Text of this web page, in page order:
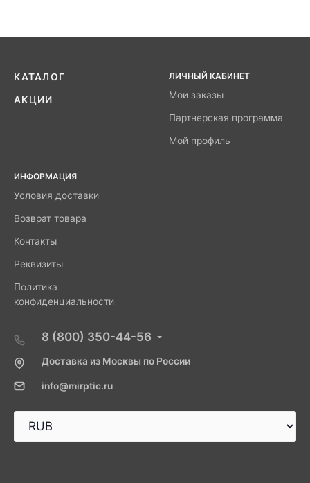
КАТАЛОГ
АКЦИИ
ЛИЧНЫЙ КАБИНЕТ
Мои заказы
Партнерская программа
Мой профиль
ИНФОРМАЦИЯ
Условия доставки
Возврат товара
Контакты
Реквизиты
Политика
конфиденциальности
8 (800) 350-44-56
Доставка из Москвы по России
info@mirptic.ru